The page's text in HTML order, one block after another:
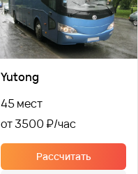
Yutong
45 мест
от 3500 ₽
Рассчитать